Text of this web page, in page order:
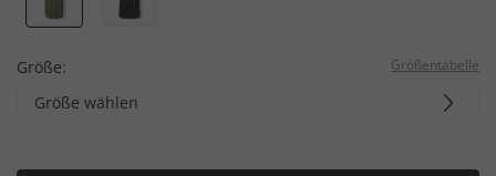
Größe: Größentabelle
Größe wählen